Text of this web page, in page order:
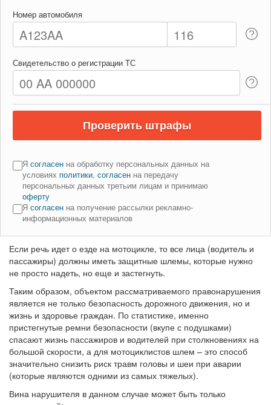
Номер автомобиля
Свидетельство о регистрации ТС
Проверить штрафы
Я согласен на обработку персональных данных на
условиях политики, согласен на передачу
персональных данных третьим лицам и принимаю
оферту
Я согласен на получение рассылки рекламно-
информационных материалов
Если речь идет о езде на мотоцикле, то все лица (водитель и
пассажиры) должны иметь защитные шлемы, которые нужно
не просто надеть, но еще и застегнуть.
Таким образом, объектом рассматриваемого правонарушения
является не только безопасность дорожного движения, но и
жизнь и здоровье граждан. По статистике, именно
пристегнутые ремни безопасности (вкупе с подушками)
спасают жизнь пассажиров и водителей при столкновениях на
большой скорости, а для мотоциклистов шлем – это способ
значительно снизить риск травм головы и шеи при аварии
(которые являются одними из самых тяжелых).
Вина нарушителя в данном случае может быть только